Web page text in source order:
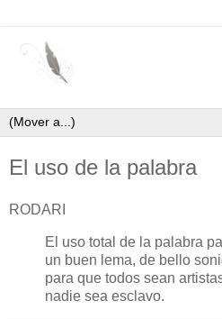
El uso de la palabra
RODARI
El uso total de la palabra
un buen lema, de bello
para que todos sean
nadie sea esclavo.